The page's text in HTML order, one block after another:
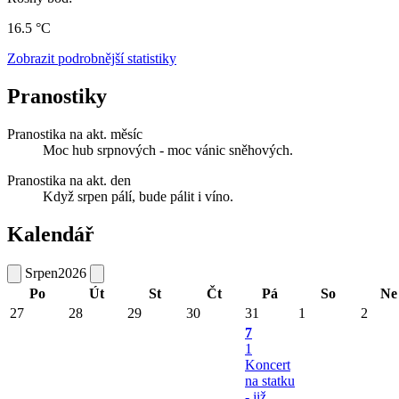
16.5 °C
Zobrazit podrobnější statistiky
Pranostiky
Pranostika na akt. měsíc
Moc hub srpnových - moc vánic sněhových.
Pranostika na akt. den
Když srpen pálí, bude pálit i víno.
Kalendář
Srpen2026
Po
Út St Čt Pá So
Ne
27
28 29 30 31 1 2
7
1
Koncert
na statku